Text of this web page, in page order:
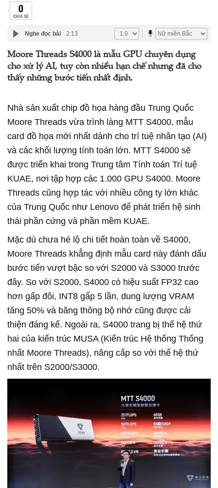
0
CHIA SẺ
Nghe đọc bài 2:13
Moore Threads S4000 là mẫu GPU chuyên dụng
cho xử lý AI, tuy còn nhiều hạn chế nhưng đã cho
thấy những bước tiến nhất định.
Nhà sản xuất chip đồ họa hàng đầu Trung Quốc
Moore Threads vừa trình làng MTT S4000, mẫu
card đồ họa mới nhất dành cho trí tuệ nhân tạo (AI)
và các khối lượng tính toán lớn. MTT S4000 sẽ
được triển khai trong Trung tâm Tính toán Trí tuệ
KUAE, nơi tập hợp các 1.000 GPU S4000. Moore
Threads cũng hợp tác với nhiều công ty lớn khác
của Trung Quốc như Lenovo để phát triển hệ sinh
thái phần cứng và phần mềm KUAE.
Mặc dù chưa hé lộ chi tiết hoàn toàn về S4000,
Moore Threads khẳng định mẫu card này đánh dấu
bước tiến vượt bậc so với S2000 và S3000 trước
đây. So với S2000, S4000 có hiệu suất FP32 cao
hơn gấp đôi, INT8 gấp 5 lần, dung lượng VRAM
tăng 50% và băng thông bộ nhớ cũng được cải
thiện đáng kể. Ngoài ra, S4000 trang bị thế hệ thứ
hai của kiến trúc MUSA (Kiến trúc Hệ thống Thống
nhất Moore Threads), nâng cấp so với thế hệ thứ
nhất trên S2000/S3000.